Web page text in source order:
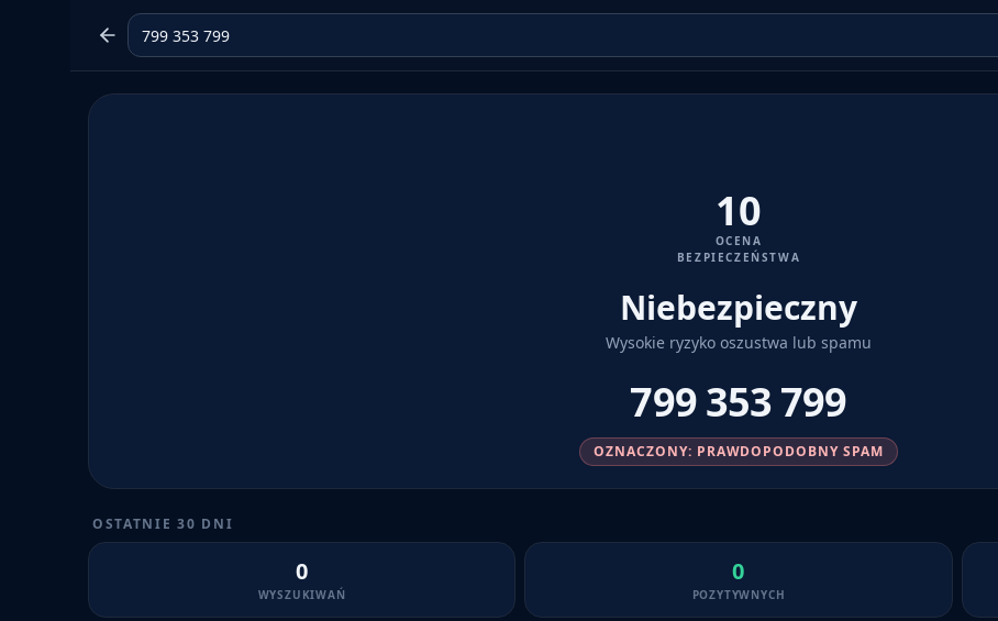
10
OCENA
BEZPIECZEŃSTWA
Niebezpieczny
Wysokie ryzyko oszustwa lub spamu
799 353 799
OZNACZONY: PRAWDOPODOBNY SPAM
OSTATNIE 30 DNI
0
WYSZUKIWAŃ
0
POZYTYWNYCH